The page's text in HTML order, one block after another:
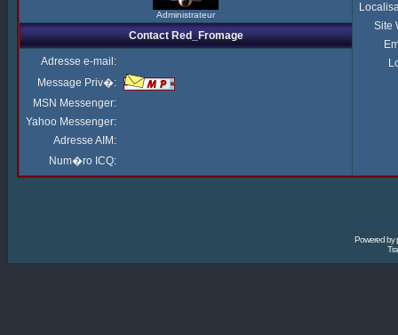
Administrateur
Site
Contact Red_Fromage
Adresse e-mail:
Message Priv�:
MSN Messenger:
Yahoo Messenger:
Adresse AIM:
Num�ro ICQ:
Powered by